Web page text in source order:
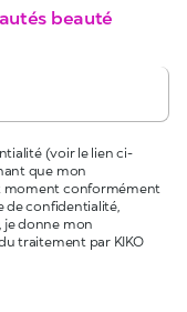
beauté
(voir le lien ci-
que mon
moment conformément
de confidentialité,
je donne mon
traitement par KIKO